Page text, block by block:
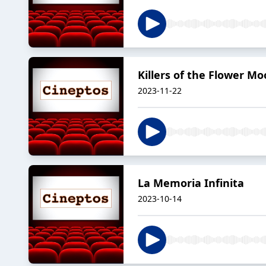
Killers of the Flower
2023-11-22
La Memoria Infinita
2023-10-14